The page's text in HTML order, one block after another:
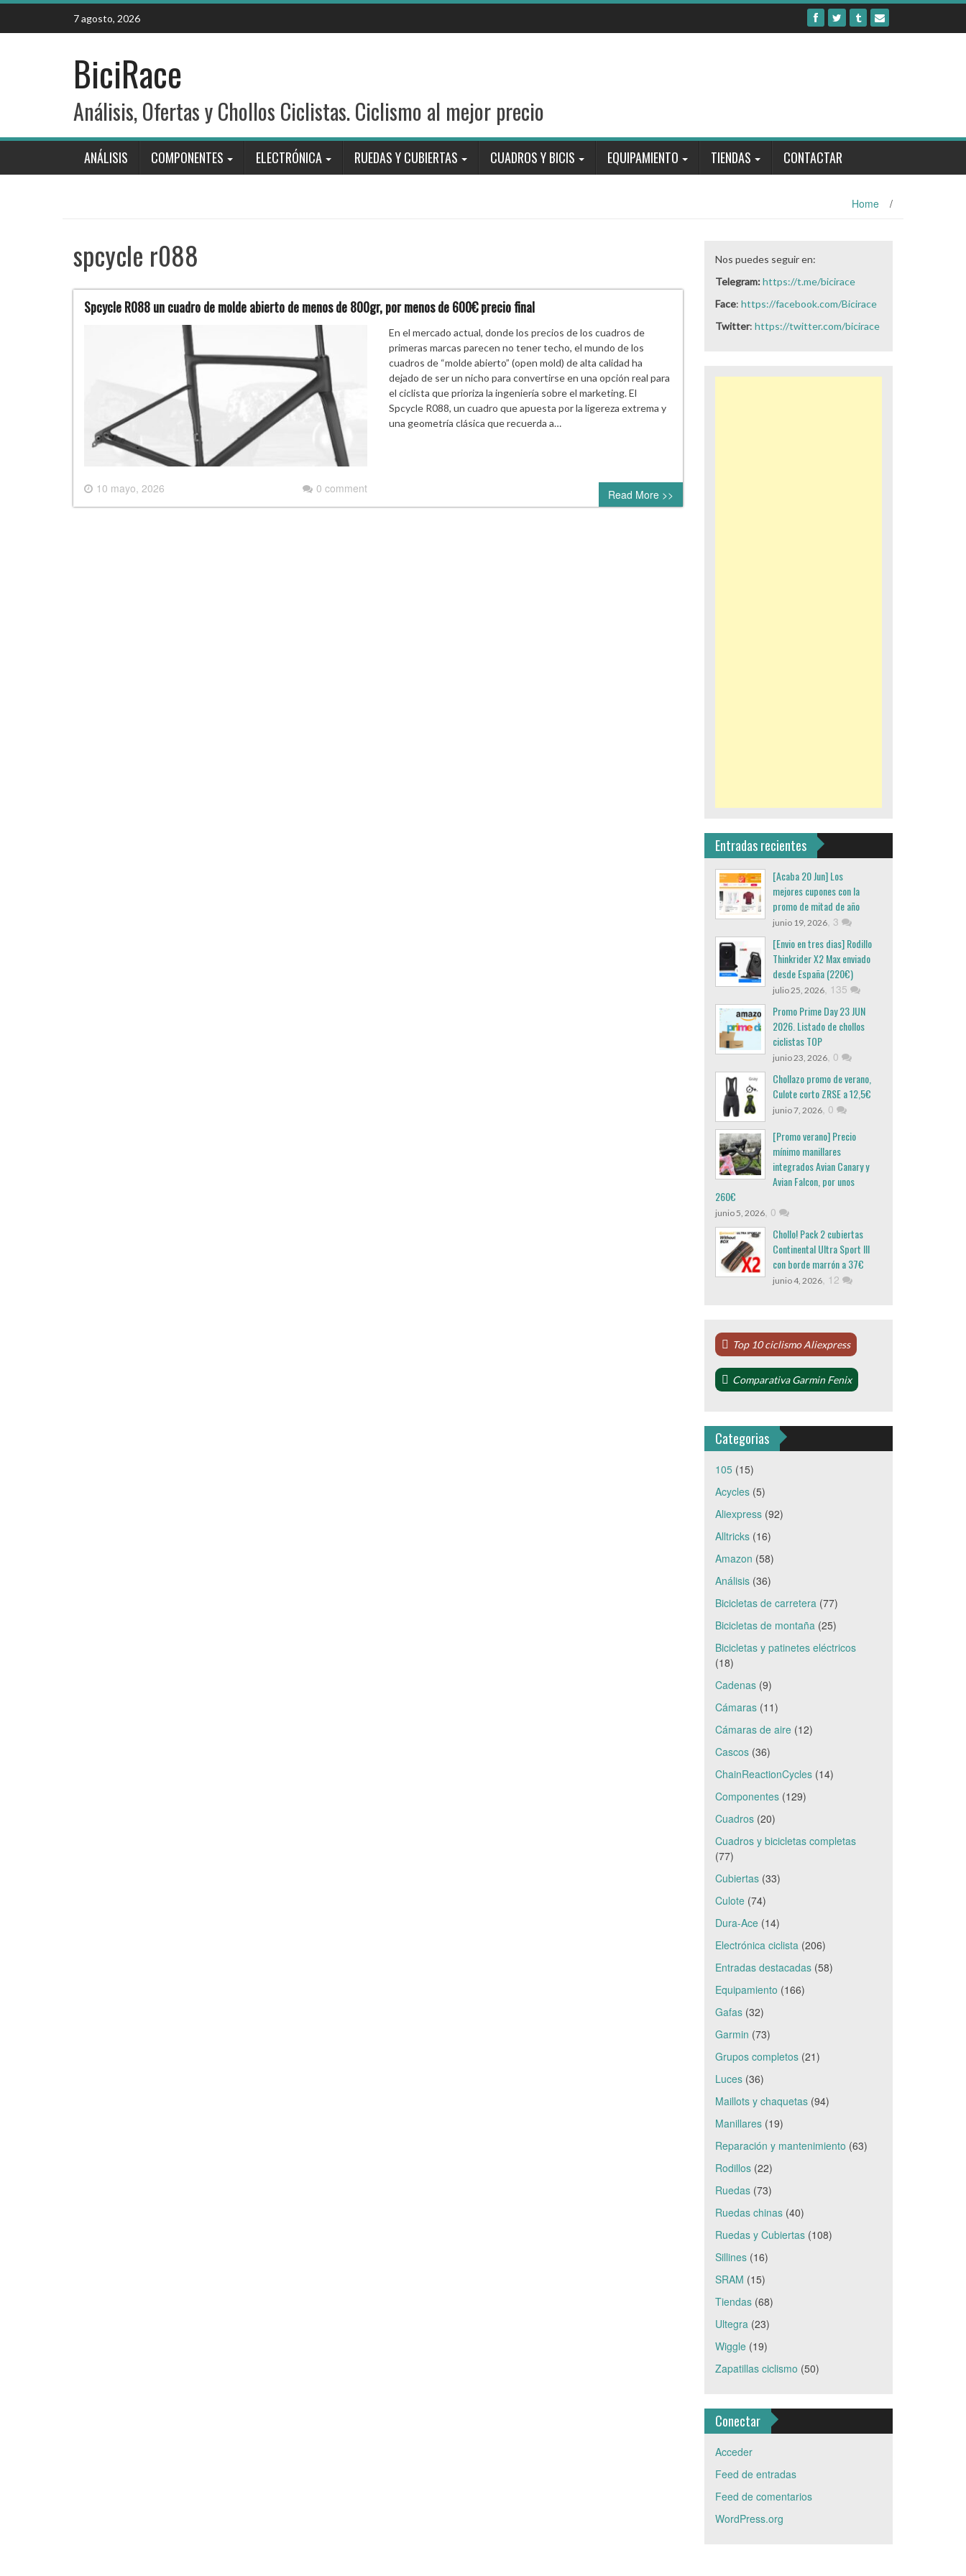
Skip
content
7 agosto, 2026
BiciRace
Análisis, Ofertas y Chollos Ciclistas. Ciclismo al mejor precio
ANÁLISIS COMPONENTES ELECTRÓNICA RUEDAS Y CUBIERTAS CUADROS Y BICIS EQUIPAMIENTO TIENDAS CONTACTAR
Home /
spcycle r088
Spcycle R088 un cuadro de molde abierto de menos de 800gr, por menos de 600€ precio final
10 mayo, 2026 0 comment
En el mercado actual, donde los precios de los cuadros de
primeras marcas parecen no tener techo, el mundo de los
cuadros de “molde abierto” (open mold) de alta calidad ha
dejado de ser un nicho para convertirse en una opción real para
el ciclista que prioriza la ingeniería sobre el marketing. El
Spcycle R088, un cuadro que apuesta por la ligereza extrema y
una geometría clásica que recuerda a…
Read More >>
Nos puedes seguir en:
Telegram:https://t.me/bicirace
Face: https://facebook.com/Bicirace
Twitter: https://twitter.com/bicirace
Entradas recientes
[Acaba 20 Jun] Los
mejores cupones con la
promo de mitad de año
junio 19, 2026, 3
[Envio en tres dias] Rodillo
Thinkrider X2 Max enviado
desde España (220€)
julio 25, 2026, 135
Promo Prime Day 23 JUN
2026. Listado de chollos
ciclistas TOP
junio 23, 2026, 0
Chollazo promo de verano,
Culote corto ZRSE a 12,5€
junio 7, 2026, 0
[Promo verano] Precio
mínimo manillares
integrados Avian Canary y
Avian Falcon, por unos
260€
junio 5, 2026, 0
Chollo! Pack 2 cubiertas
Continental Ultra Sport III
con borde marrón a 37€
junio 4, 2026, 12
Top 10 ciclismo Aliexpress
Comparativa Garmin Fenix
Categorias
105(15)
Acycles(5)
Aliexpress(92)
Alltricks(16)
Amazon (58)
Análisis(36)
Bicicletas de carretera(77)
Bicicletas de montaña(25)
Bicicletas y patinetes eléctricos
(18)
Cadenas(9)
Cámaras(11)
Cámaras de aire(12)
Cascos(36)
ChainReactionCycles(14)
Componentes(129)
Cuadros(20)
Cuadros y bicicletas completas
(77)
Cubiertas(33)
Culote(74)
Dura-Ace(14)
Electrónica ciclista(206)
Entradas destacadas(58)
Equipamiento (166)
Gafas(32)
Garmin (73)
Grupos completos(21)
Luces(36)
Maillots y chaquetas(94)
Manillares(19)
Reparación y mantenimiento (63)
Rodillos(22)
Ruedas(73)
Ruedas chinas(40)
Ruedas y Cubiertas(108)
Sillines(16)
SRAM (15)
Tiendas(68)
Ultegra(23)
Wiggle(19)
Zapatillas ciclismo (50)
Conectar
Acceder
Feed de entradas
Feed de comentarios
WordPress.org